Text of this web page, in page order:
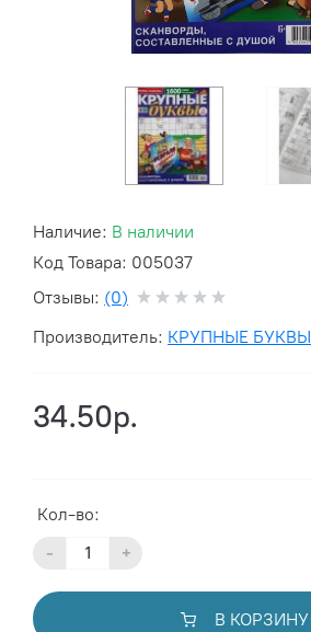
Наличие: В наличии
Код Товара: 005037
Отзывы: (0)
Производитель: КРУПНЫЕ БУКВЫ
34.50р.
Кол-во:
- +
В КОРЗИНУ